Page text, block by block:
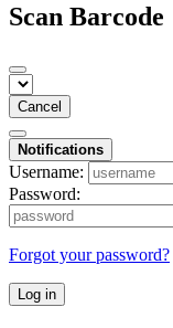
Scan Barcode
Cancel
Notifications
Username:
Password:
Forgot your password?
Log in